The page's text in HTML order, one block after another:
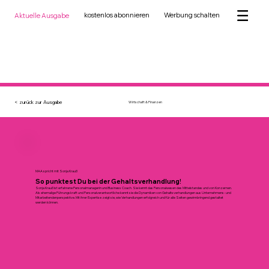
kostenlos abonnieren Werbung schalten
Aktuelle Ausgabe
Wirtschaft & Finanzen
< zurück zur Ausgabe
MAA spricht mit Sonja Krauß
So punktest Du bei der Gehaltsverhandlung!
Sonja Krauß ist erfahrene Personalmanagerin und Business Coach. Sie kennt das Personalwesen des Mittelstandes und von Konzernen.
Als ehemalige Führungskraft und Personalverantwortliche kennt sie die Dynamiken von Gehaltsverhandlungen aus Unternehmens- und
Mitarbeitendenperspektive. Mit ihrer Expertise zeigt sie, wie Verhandlungen erfolgreich und für alle Seiten gewinnbringend gestaltet
werden können.